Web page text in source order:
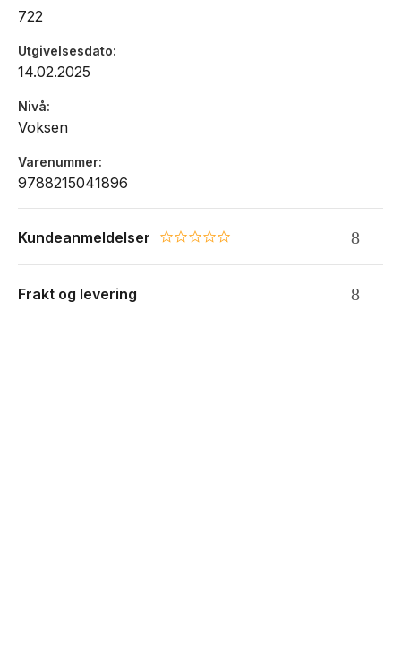
722
Utgivelsesdato
14.02.2025
Nivå
Voksen
Varenummer
9788215041896
Kundeanmeldelser 0.0 star rating
Frakt og levering